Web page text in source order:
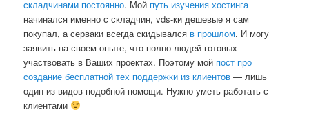
складчинами постоянно. Мой путь изучения хостинга
начинался именно с складчин, vds-ки дешевые я сам
покупал, а серваки всегда скидывался в прошлом. И могу
заявить на своем опыте, что полно людей готовых
участвовать в Ваших проектах. Поэтому мой пост про
создание бесплатной тех поддержки из клиентов — лишь
один из видов подобной помощи. Нужно уметь работать с
клиентами